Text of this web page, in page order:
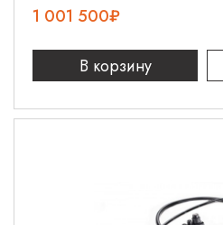
1 001 500₽
В корзину